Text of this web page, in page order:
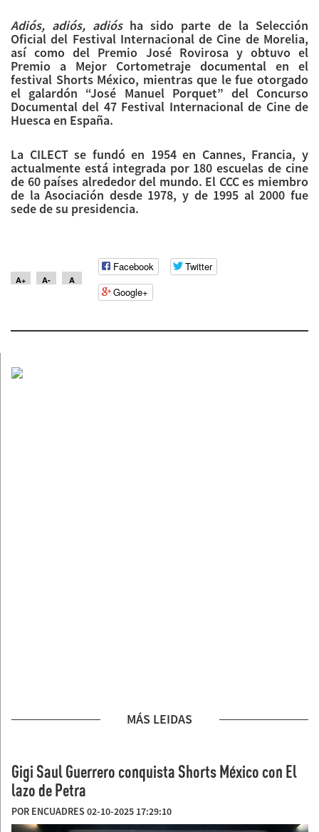
Adiós, adiós, adiósha sido parte de la Selección
Oficial del Festival Internacional de Cine de Morelia,
así como del Premio José Rovirosa y obtuvo el
Premio a Mejor Cortometraje documental en el
festival Shorts México, mientras que le fue otorgado
el galardón “José Manuel Porquet” del Concurso
Documental del 47 Festival Internacional de Cine de
Huesca en España.
La CILECT se fundó en 1954 en Cannes, Francia, y
actualmente está integrada por 180 escuelas de cine
de 60 países alrededor del mundo. El CCC es miembro
de la Asociación desde 1978, y de 1995 al 2000 fue
sede de su presidencia.
A+ A- A
Facebook
Twitter
Google+
MÁS LEIDAS
Gigi Saul Guerrero conquista Shorts México con El
lazo de Petra
POR ENCUADRES 02-10-2025 17:29:10